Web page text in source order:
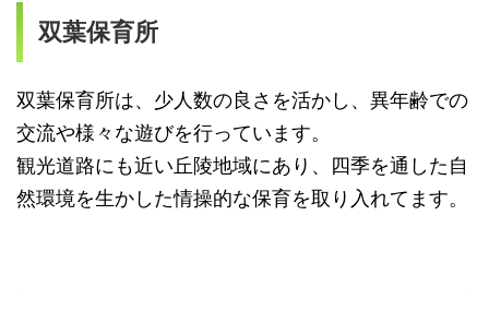
双葉保育所
双葉保育所は、少人数の良さを活かし、異年齢での
交流や様々な遊びを行っています。
観光道路にも近い丘陵地域にあり、四季を通した自
然環境を生かした情操的な保育を取り入れてます。